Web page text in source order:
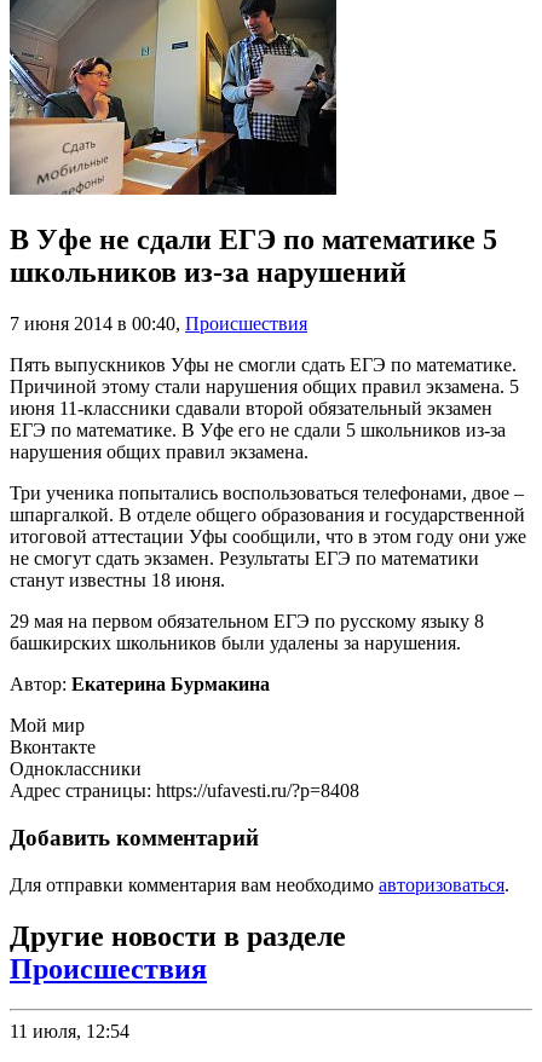
В Уфе не сдали ЕГЭ по математике 5
школьников из-за нарушений
7 июня 2014 в 00:40, Происшествия
Пять выпускников Уфы не смогли сдать ЕГЭ по математике.
Причиной этому стали нарушения общих правил экзамена. 5
июня 11-классники сдавали второй обязательный экзамен
ЕГЭ по математике. В Уфе его не сдали 5 школьников из-за
нарушения общих правил экзамена.
Три ученика попытались воспользоваться телефонами, двое –
шпаргалкой. В отделе общего образования и государственной
итоговой аттестации Уфы сообщили, что в этом году они уже
не смогут сдать экзамен. Результаты ЕГЭ по математики
станут известны 18 июня.
29 мая на первом обязательном ЕГЭ по русскому языку 8
башкирских школьников были удалены за нарушения.
Автор: Екатерина Бурмакина
Мой мир
Вконтакте
Одноклассники
Адрес страницы: https://ufavesti.ru/?p=8408
Добавить комментарий
Для отправки комментария вам необходимо авторизоваться.
Другие новости в разделе
Происшествия
11 июля, 12:54